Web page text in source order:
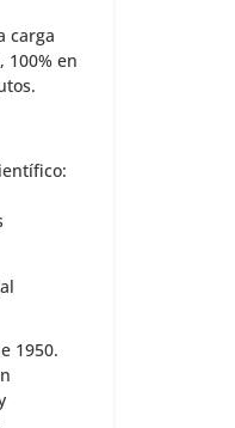
carga
100% en
1950.